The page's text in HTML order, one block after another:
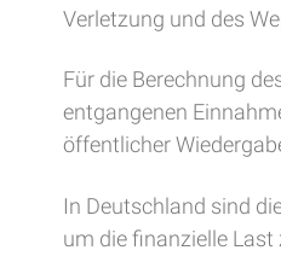
Verletzung und des
Für die Berechnung
entgangenen
öffentlicher
In Deutschland sind
um die finanzielle